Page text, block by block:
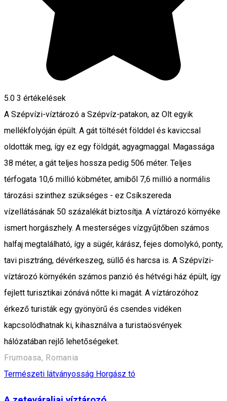
5.0 3 értékelések
A Szépvízi-víztározó a Szépvíz-patakon, az Olt egyik
mellékfolyóján épült. A gát töltését földdel és kaviccsal
oldották meg, így ez egy földgát, agyagmaggal. Magassága
38 méter, a gát teljes hossza pedig 506 méter. Teljes
térfogata 10,6 millió köbméter, amiből 7,6 millió a normális
tározási szinthez szükséges - ez Csíkszereda
vízellátásának 50 százalékát biztosítja. A víztározó környéke
ismert horgászhely. A mesterséges vízgyűjtőben számos
halfaj megtalálható, így a sügér, kárász, fejes domolykó, ponty,
tavi pisztráng, dévérkeszeg, süllő és harcsa is. A Szépvízi-
víztározó környékén számos panzió és hétvégi ház épült, így
fejlett turisztikai zónává nőtte ki magát. A víztározóhoz
érkező turisták egy gyönyörű és csendes vidéken
kapcsolódhatnak ki, kihasználva a turistaösvények
hálózatában rejlő lehetőségeket.
Frumoasa, Romania
Természeti látványosság Horgász tó